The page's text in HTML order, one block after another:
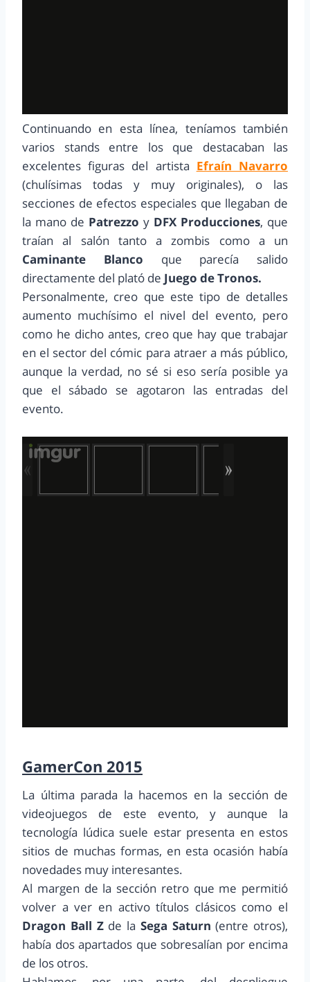
Continuando en esta línea, teníamos también
varios stands entre los que destacaban las
excelentes figuras del artista Efraín Navarro
(chulísimas todas y muy originales), o las
secciones de efectos especiales que llegaban de
la mano de Patrezzo y DFX Producciones, que
traían al salón tanto a zombis como a un
Caminante Blanco que parecía salido
directamente del plató de Juego de Tronos.
Personalmente, creo que este tipo de detalles
aumento muchísimo el nivel del evento, pero
como he dicho antes, creo que hay que trabajar
en el sector del cómic para atraer a más público,
aunque la verdad, no sé si eso sería posible ya
que el sábado se agotaron las entradas del
evento.
GamerCon 2015
La última parada la hacemos en la sección de
videojuegos de este evento, y aunque la
tecnología lúdica suele estar presenta en estos
sitios de muchas formas, en esta ocasión había
novedades muy interesantes.
Al margen de la sección retro que me permitió
volver a ver en activo títulos clásicos como el
Dragon Ball Zde la Sega Saturn (entre otros),
había dos apartados que sobresalían por encima
de los otros.